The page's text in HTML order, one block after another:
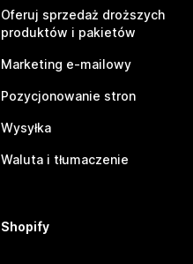
Oferuj sprzedaż droższych
produktów i pakietów
Marketing e-mailowy
Pozycjonowanie stron
Wysyłka
Waluta i tłumaczenie
Shopify